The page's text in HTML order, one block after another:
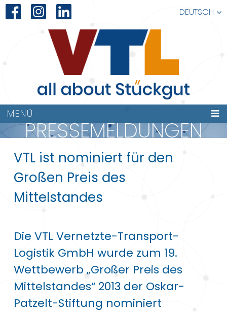
DEUTSCH
MENÜ
PRESSEMELDUNGEN
VTL ist nominiert für den
Großen Preis des
Mittelstandes
Die VTL Vernetzte-Transport-
Logistik GmbH wurde zum 19.
Wettbewerb „Großer Preis des
Mittelstandes“ 2013 der Oskar-
Patzelt-Stiftung nominiert